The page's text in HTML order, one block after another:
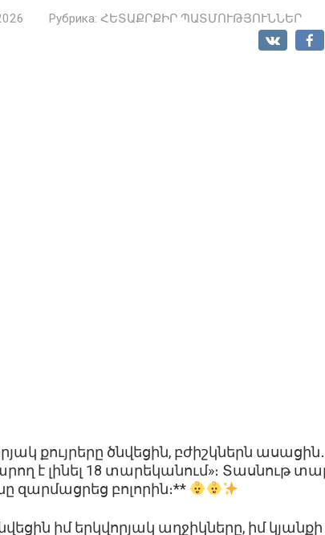
Рубрика: ՀԵՏԱՔՐՔԻՐ ՊԱՏՄՈՒԹՅՈՒՆՆԵՐ
քույրերը ծնվեցին, բժիշկներն
է լինել 18 տարեկանում»։ Տասնութ
զարմացրեց բոլորին։**
իմ երկվորյակ աղջիկները, իմ կյանքի